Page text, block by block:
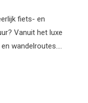
fiets- en
Vanuit het luxe
wandelroutes.…